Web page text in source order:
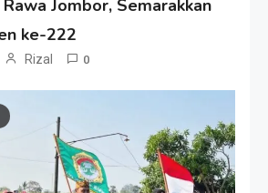
Jombor, Semarakkan
ke-222
Rizal 0